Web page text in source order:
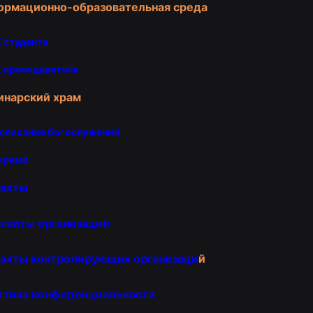
образовательная среда
храм
богослужений
организации
контролирующих организаций
конфиденциальности